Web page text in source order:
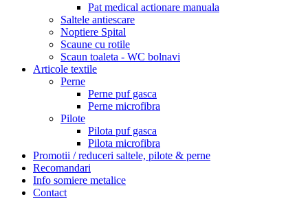
Pat medical actionare manuala
Saltele antiescare
Noptiere Spital
Scaune cu rotile
Scaun toaleta - WC bolnavi
Articole textile
Perne
Perne puf gasca
Perne microfibra
Pilote
Pilota puf gasca
Pilota microfibra
Promotii / reduceri saltele, pilote & perne
Recomandari
Info somiere metalice
Contact